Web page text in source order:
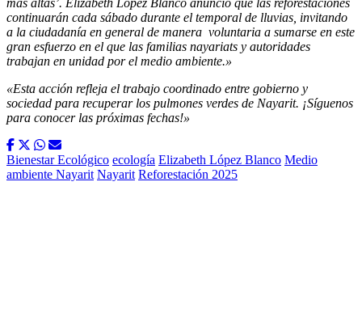
más altas’. Elizabeth López Blanco anunció que las reforestaciones
continuarán cada sábado durante el temporal de lluvias , invitando
a la ciudadanía en general de manera voluntaria a sumarse en este
gran esfuerzo en el que las familias nayariats y autoridades
trabajan en unidad por el medio ambiente.»
«Esta acción refleja el trabajo coordinado entre gobierno y
sociedad para recuperar los pulmones verdes de Nayarit. ¡Síguenos
para conocer las próximas fechas!»
Bienestar Ecológico ecología Elizabeth López Blanco Medio
ambiente Nayarit Nayarit Reforestación 2025